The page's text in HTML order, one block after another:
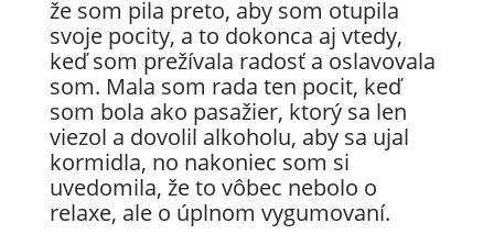
že som pila preto, aby som otupila
svoje pocity, a to dokonca aj vtedy,
keď som prežívala radosť a oslavovala
som. Mala som rada ten pocit, keď
som bola ako pasažier, ktorý sa len
viezol a dovolil alkoholu, aby sa ujal
kormidla, no nakoniec som si
uvedomila, že to vôbec nebolo o
relaxe, ale o úplnom vygumovaní.